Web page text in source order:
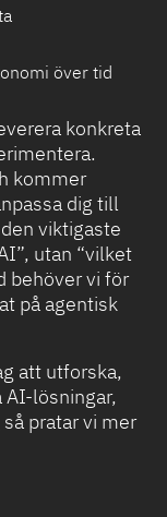
över tid
konkreta
kommer
dig till
viktigaste
utan “vilket
behöver vi för
på agentisk
att utforska,
lösningar,
pratar vi mer